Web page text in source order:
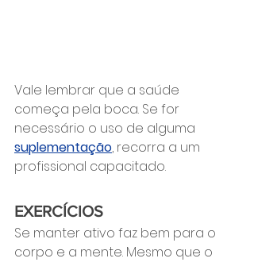
Vale lembrar que a saúde
começa pela boca. Se for
necessário o uso de alguma
suplementação, recorra a um
profissional capacitado.
EXERCÍCIOS
Se manter ativo faz bem para o
corpo e a mente. Mesmo que o